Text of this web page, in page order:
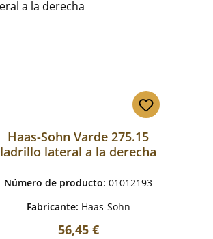
Haas-Sohn Varde 275.15
ladrillo lateral a la derecha
Número de producto:01012193
Fabricante: Haas-Sohn
Precio normal:
56,45 €